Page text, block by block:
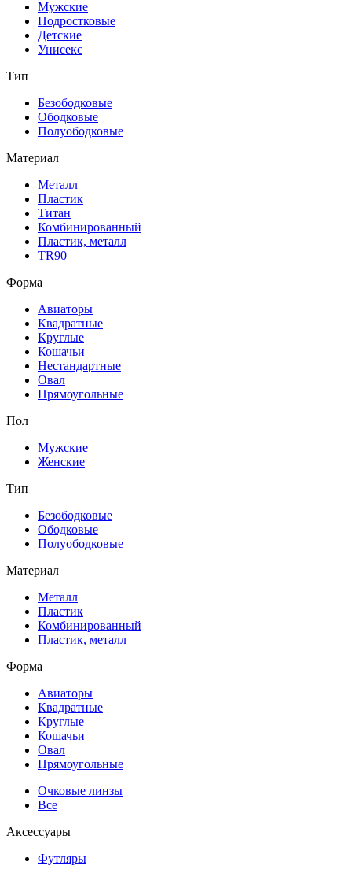
Мужские
Подростковые
Детские
Унисекс
Тип
Безободковые
Ободковые
Полуободковые
Материал
Металл
Пластик
Титан
Комбинированный
Пластик, металл
TR90
Форма
Авиаторы
Квадратные
Круглые
Кошачьи
Нестандартные
Овал
Прямоугольные
Пол
Мужские
Женские
Тип
Безободковые
Ободковые
Полуободковые
Материал
Металл
Пластик
Комбинированный
Пластик, металл
Форма
Авиаторы
Квадратные
Круглые
Кошачьи
Овал
Прямоугольные
Очковые линзы
Все
Аксессуары
Футляры